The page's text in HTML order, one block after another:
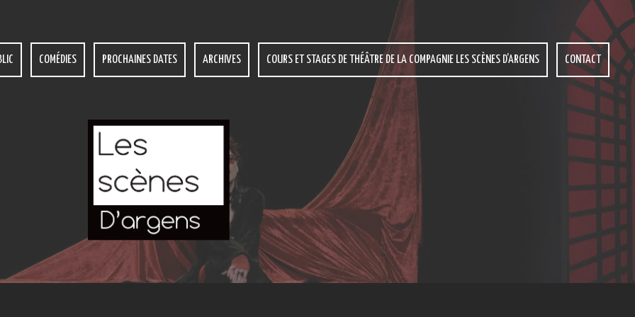
COMÉDIES PROCHAINES DATES ARCHIVES COURS ET STAGES DE THÉÂTRE DE LA COMPAGNIE LES SCÈNES D’ARGENS CONTACT